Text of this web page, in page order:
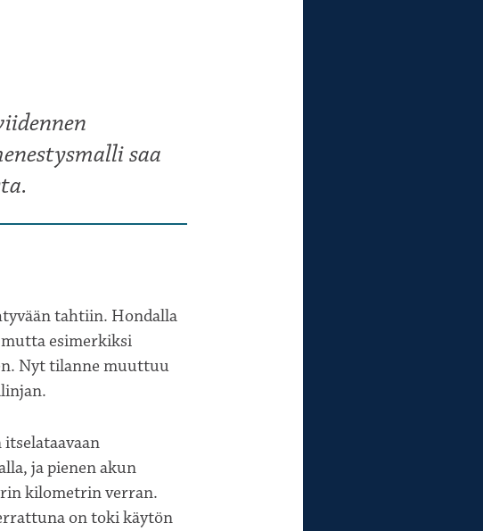
saa
tahtiin. Hondalla
esimerkiksi
Nyt tilanne muuttuu
ja pienen akun
kilometrin verran.
on toki käytön